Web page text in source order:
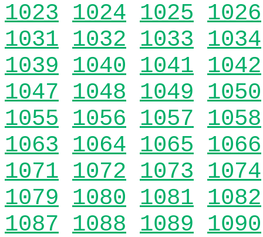
1023 1024 1025 1026
1031 1032 1033 1034
1039 1040 1041 1042
1047 1048 1049 1050
1055 1056 1057 1058
1063 1064 1065 1066
1071 1072 1073 1074
1079 1080 1081 1082
1087 1088 1089 1090